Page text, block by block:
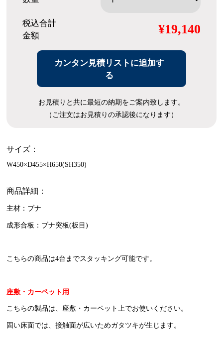
税込合計
金額
¥19,140
カンタン見積リストに追加す
る
お見積りと共に最短の納期をご案内致します。
（ご注文はお見積りの承認後になります）
サイズ：
W450×D455×H650(SH350)
商品詳細：
主材：ブナ
成形合板：ブナ突板(板目)
こちらの商品は4台までスタッキング可能です。
座敷・カーペット用
こちらの製品は、座敷・カーペット上でお使いください。
固い床面では、接触面が広いためガタツキが生じます。